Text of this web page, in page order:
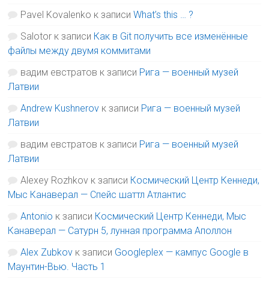
Pavel Kovalenko к записиWhat’s this … ?
Salotor к записи Как в Git получить все изменённые
файлы между двумя коммитами
вадим евстратов к записи Рига — военный музей
Латвии
Andrew Kushnerov к записи Рига — военный музей
Латвии
вадим евстратов к записи Рига — военный музей
Латвии
Alexey Rozhkov к записи Космический Центр Кеннеди,
Мыс Канаверал — Спейс шаттл Атлантис
Antonio к записи Космический Центр Кеннеди, Мыс
Канаверал — Сатурн 5, лунная программа Аполлон
Alex Zubkov к записи Googleplex — кампус Google в
Маунтин-Вью. Часть 1